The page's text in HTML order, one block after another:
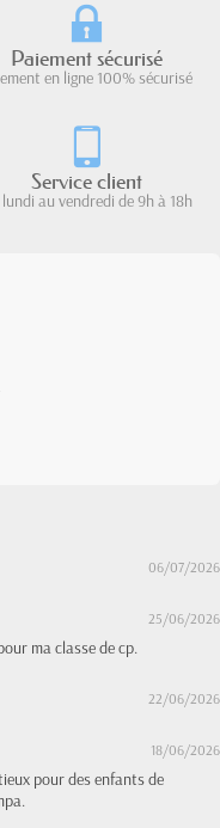
Paiement sécurisé
en ligne 100% sécurisé
Service client
au vendredi de 9h à 18h
06/07/2026
25/06/2026
ma classe de cp.
22/06/2026
18/06/2026
pour des enfants de